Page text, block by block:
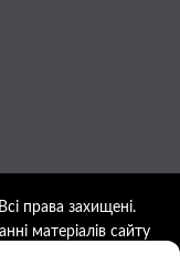
права захищені.
матеріалів сайту